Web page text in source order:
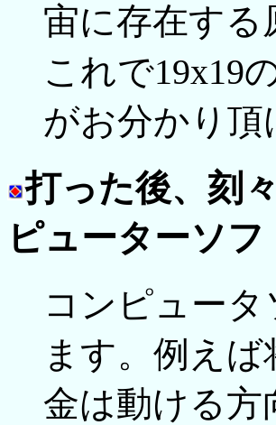
宙に存在する
これで19x19
がお分かり
打った後、刻
ピューターソ
コンピュー
ます。例え
金は動ける方